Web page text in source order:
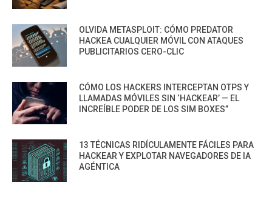
OLVIDA METASPLOIT: CÓMO PREDATOR
HACKEA CUALQUIER MÓVIL CON ATAQUES
PUBLICITARIOS CERO-CLIC
CÓMO LOS HACKERS INTERCEPTAN OTPS Y
LLAMADAS MÓVILES SIN ‘HACKEAR’ — EL
INCREÍBLE PODER DE LOS SIM BOXES”
13 TÉCNICAS RIDÍCULAMENTE FÁCILES PARA
HACKEAR Y EXPLOTAR NAVEGADORES DE IA
AGÉNTICA